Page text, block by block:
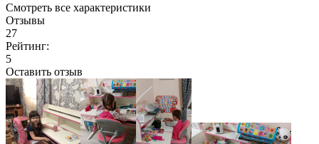
Смотреть все характеристики
Отзывы
27
Рейтинг:
5
Оставить отзыв